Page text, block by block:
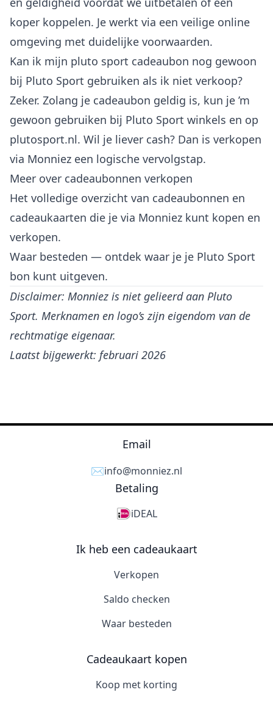
koper koppelen. Je werkt via een veilige online
omgeving met duidelijke voorwaarden.
Kan ik mijn pluto sport cadeaubon nog gewoon
bij Pluto Sport gebruiken als ik niet verkoop?
Zeker. Zolang je cadeaubon geldig is, kun je ’m
gewoon gebruiken bij Pluto Sport winkels en op
plutosport.nl. Wil je liever cash? Dan is verkopen
via Monniez een logische vervolgstap.
Meer over cadeaubonnen verkopen
Het volledige overzicht van cadeaubonnen en
cadeaukaarten die je via Monniez kunt kopen en
verkopen.
Waar besteden — ontdek waar je je Pluto Sport
bon kunt uitgeven.
Disclaimer: Monniez is niet gelieerd aan Pluto
Sport. Merknamen en logo’s zijn eigendom van de
rechtmatige eigenaar.
Laatst bijgewerkt: februari 2026
Email
✉️info@monniez.nl
Betaling
iDEAL
Ik heb een cadeaukaart
Verkopen
Saldo checken
Waar besteden
Cadeaukaart kopen
Koop met korting